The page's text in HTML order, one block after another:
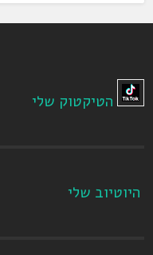
הטיקטוק שלי
היוטיוב שלי